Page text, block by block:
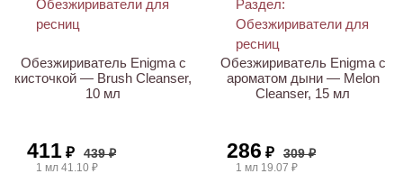
Обезжириватель Enigma с
кисточкой — Brush Cleanser,
10 мл
411 ₽ 439 ₽
1 мл 41.10 ₽
Обезжириватель Enigma с
ароматом дыни — Melon
Cleanser, 15 мл
286 ₽ 309 ₽
1 мл 19.07 ₽